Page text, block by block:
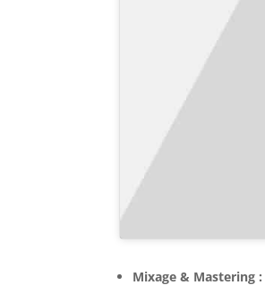
Mixage & Mastering :